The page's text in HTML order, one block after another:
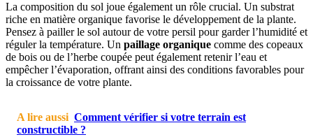
La composition du sol joue également un rôle crucial. Un substrat
riche en matière organique favorise le développement de la plante.
Pensez à pailler le sol autour de votre persil pour garder l’humidité et
réguler la température. Un paillage organique comme des copeaux
de bois ou de l’herbe coupée peut également retenir l’eau et
empêcher l’évaporation, offrant ainsi des conditions favorables pour
la croissance de votre plante.
A lire aussi Comment vérifier si votre terrain est
constructible ?